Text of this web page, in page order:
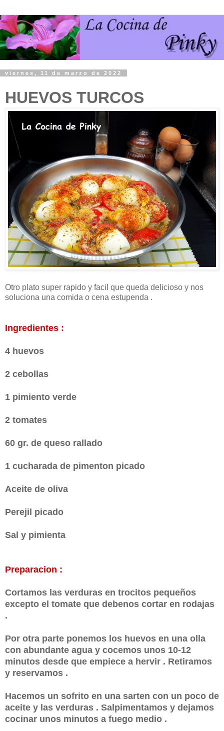
viernes, 11 de marzo de 2022
HUEVOS TURCOS
Otro plato super rapido y facil que queda delicioso y nos
soluciona una comida o cena estupenda .
Ingredientes :
4 huevos
2 cebollas
1 pimiento verde
2 tomates
60 gr. de queso rallado
1 cucharada de pimenton picado
Aceite de oliva
Perejil picado
Sal y pimienta
Preparacion :
Cortamos las verduras en trocitos pequeños
excepto el tomate que debenos cortar en rodajas
.
Por otra parte ponemos los huevos en una olla
con abundante agua y cocemos unos 10-12
minutos desde que empiece a hervir . Retiramos
y reservamos .
Hacemos un sofrito en una sarten con un poco de
aceite y las verduras . Salpimentamos y dejamos
cocinar unos minutos a fuego medio .